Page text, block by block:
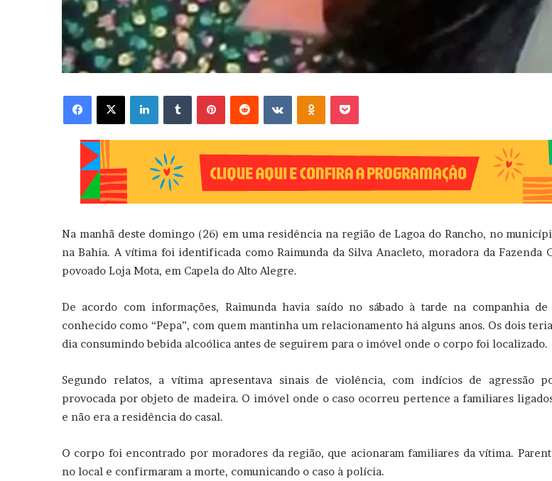
Facebook X Linkedin VK OK
Na manhã deste domingo (26) em uma residência na região de Lagoa do Rancho, no
na Bahia. A vítima foi identificada como Raimunda da Silva Anacleto, moradora da Fazenda
povoado Loja Mota, em Capela do Alto Alegre.
De acordo com informações, Raimunda havia saído no sábado à tarde na companhia
conhecido como “Pepa”, com quem mantinha um relacionamento há alguns anos. Os dois
dia consumindo bebida alcoólica antes de seguirem para o imóvel onde o corpo foi localizado.
Segundo relatos, a vítima apresentava sinais de violência, com indícios de agressão
provocada por objeto de madeira. O imóvel onde o caso ocorreu pertence a familiares
e não era a residência do casal.
O corpo foi encontrado por moradores da região, que acionaram familiares da vítima.
no local e confirmaram a morte, comunicando o caso à polícia.